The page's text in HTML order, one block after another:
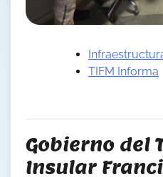
TIFM Informa
Gobierno del
Insular